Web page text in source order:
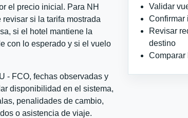
el precio inicial. Para NH
si la tarifa mostrada
si el hotel mantiene la
con lo esperado y si el vuelo
- FCO, fechas observadas y
disponibilidad en el sistema,
penalidades de cambio,
o asistencia de viaje.
Validar
Confirmar
Revisar
destino
Comparar